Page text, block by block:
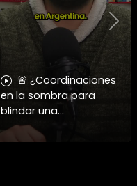
🚨 ¿Coordinaciones
en la sombra para
blindar una
candidatura
presidencial? Nuevos